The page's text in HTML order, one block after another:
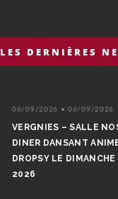
LES DERNIÈRES
06/09/2026 • 06/09/2026
VERGNIES – SALLE
DINER DANSANT
DROPSY LE
2026